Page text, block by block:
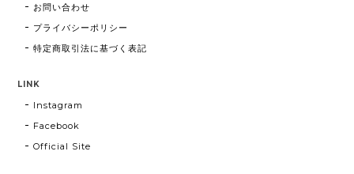
お問い合わせ
プライバシーポリシー
特定商取引法に基づく表記
LINK
Instagram
Facebook
Official Site